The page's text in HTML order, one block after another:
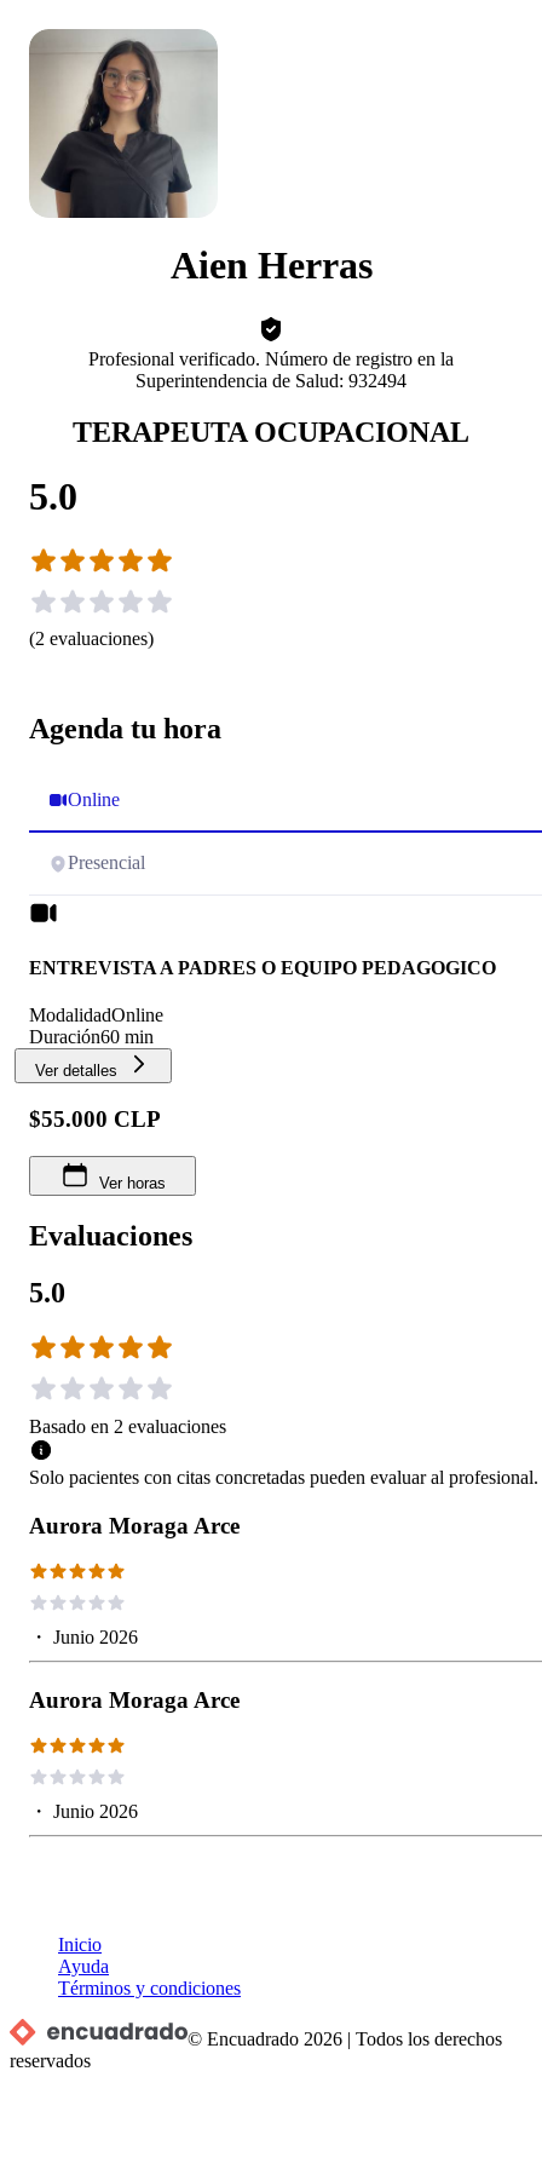
Aien Herras
Profesional verificado. Número de registro en la
Superintendencia de Salud: 932494
TERAPEUTA OCUPACIONAL
5.0
(2 evaluaciones)
Agenda tu hora
Online
Presencial
ENTREVISTA A PADRES O EQUIPO PEDAGOGICO
ModalidadOnline
Duración60 min
Ver detalles
$55.000 CLP
Ver horas
Evaluaciones
5.0
Basado en 2 evaluaciones
Solo pacientes con citas concretadas pueden evaluar al profesional.
Aurora Moraga Arce
・ Junio 2026
Aurora Moraga Arce
・ Junio 2026
Inicio
Ayuda
Términos y condiciones
© Encuadrado 2026 |Todos los derechos
reservados